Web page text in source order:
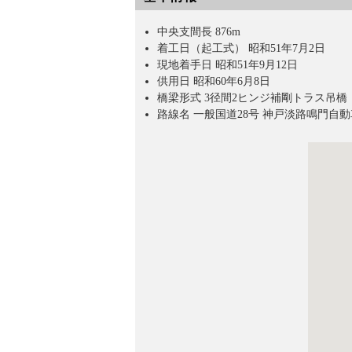
中央支間長 876m
着工日（起工式） 昭和51年7月2日
現地着手日 昭和51年9月12日
供用日 昭和60年6月8日
橋梁形式 3径間2ヒンジ補剛トラス吊橋
路線名 一般国道28号 神戸淡路鳴門自